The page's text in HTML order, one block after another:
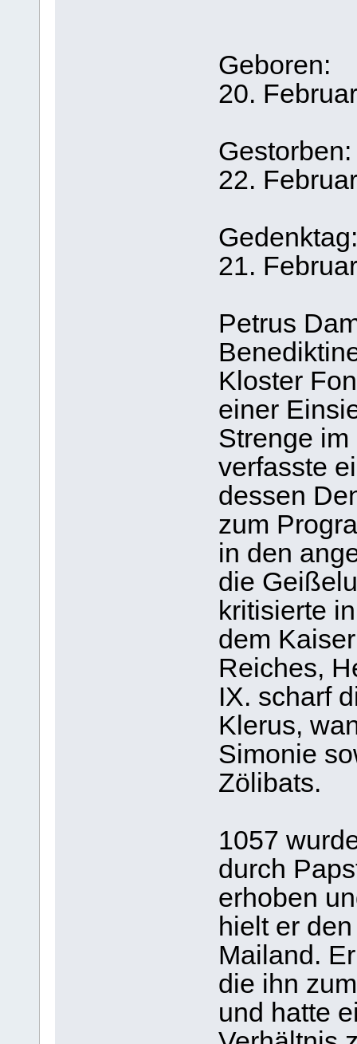
Geboren:
20.
Gestorben:
22.
Gedenktag:
21. Februar
Petrus
Kloster
einer
Strenge
verfasste
dessen
zum
in den
die
kritisierte
dem
Reiches,
IX. scharf
Klerus,
Simonie
Zölibats.
1057
durch
erhoben
hielt er
Mailand.
die ihn
und hatte